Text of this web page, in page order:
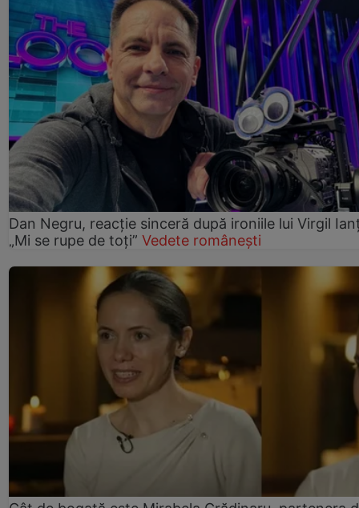
Dan Negru, reacție sinceră după ironiile lui Virgil
„Mi se rupe de toți” Vedete românești